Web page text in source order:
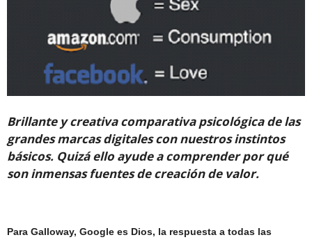
Brillante y creativa comparativa psicológica de las
grandes marcas digitales con nuestros instintos
básicos. Quizá ello ayude a comprender por qué
son inmensas fuentes de creación de valor.
Para Galloway, Google es Dios, la respuesta a todas las